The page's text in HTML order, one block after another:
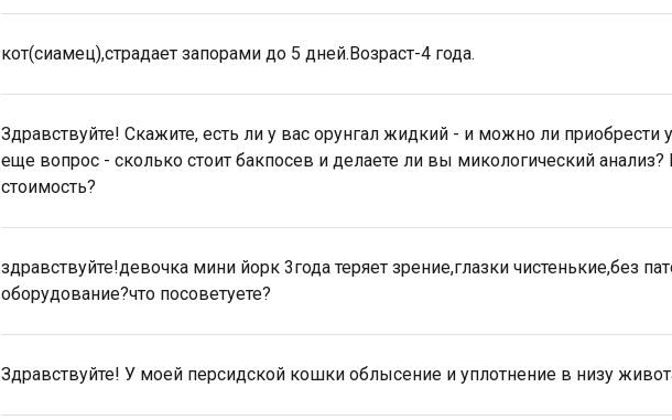
кот(сиамец),страдает запорами до 5 дней.Возраст-4 года.
Здравствуйте! Скажите, есть ли у вас орунгал жидкий - и можно ли приобрести
еще вопрос - сколько стоит бакпосев и делаете ли вы микологический анализ?
стоимость?
здравствуйте!девочка мини йорк 3года теряет зрение,глазки чистенькие,без
оборудование?что посоветуете?
Здравствуйте! У моей персидской кошки облысение и уплотнение в низу